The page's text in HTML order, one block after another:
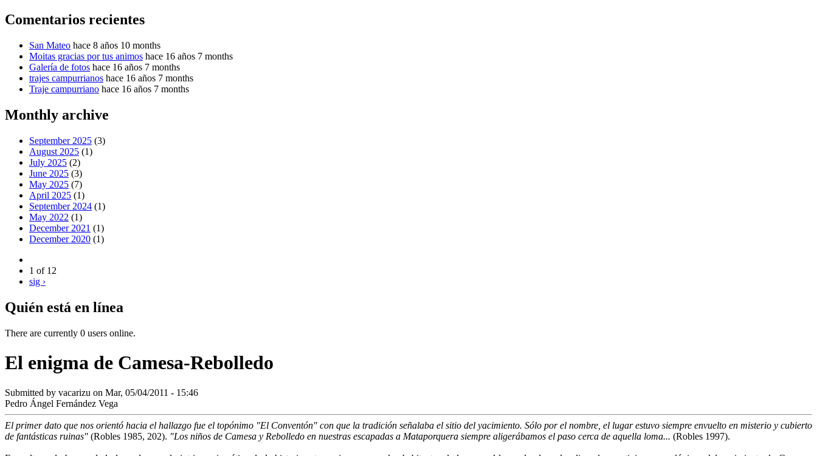
Comentarios recientes
San Mateo hace 8 años 10 months
Moitas gracias por tus animos hace 16 años 7 months
Galería de fotos hace 16 años 7 months
trajes campurrianos hace 16 años 7 months
Traje campurriano hace 16 años 7 months
Monthly archive
September 2025 (3)
August 2025 (1)
July 2025 (2)
June 2025 (3)
May 2025 (7)
April 2025 (1)
September 2024 (1)
May 2022 (1)
December 2021 (1)
December 2020 (1)
1 of 12
sig ›
Quién está en línea
There are currently 0 users online.
El enigma de Camesa-Rebolledo
Submitted by vacarizu on Mar, 05/04/2011 - 15:46
Pedro Ángel Fernández Vega
El primer dato que nos orientó hacia el hallazgo fue el topónimo "El Conventón" con que la tradición se­ñalaba el sitio del yacimiento. Sólo por el nombre, el lugar estuvo siempre envuelto en misterio y cubierto
de fantásticas ruinas" (Robles 1985, 202). "Los ni­ños de Camesa y Rebolledo en nuestras escapadas a Mataporquera siempre aligerábamos el paso cerca de aquella loma... (Robles 1997).